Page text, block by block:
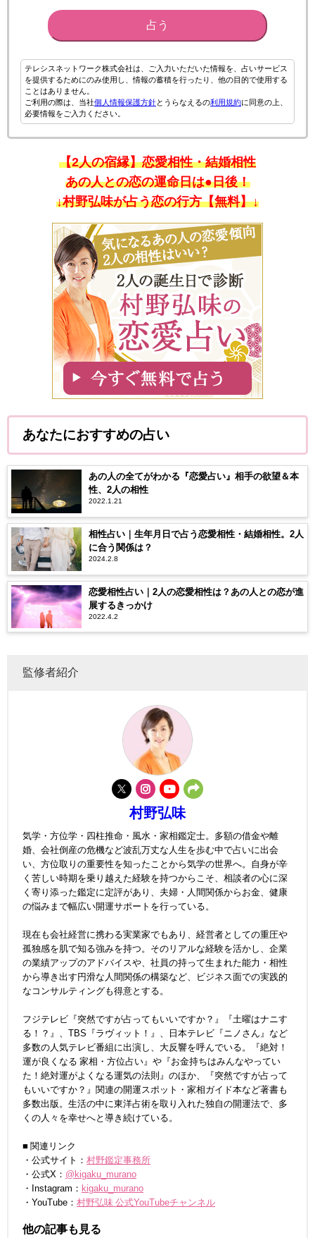
占う
テレシスネットワーク株式会社は、ご入力いただいた情報を、占いサービス
を提供するためにのみ使用し、情報の蓄積を行ったり、他の目的で使用する
ことはありません。
ご利用の際は、当社個人情報保護方針とうらなえるの利用規約に同意の上、
必要情報をご入力ください。
【2人の宿縁】恋愛相性・結婚相性
あの人との恋の運命日は●日後！
↓村野弘味が占う恋の行方【無料】↓
あなたにおすすめの占い
あの人の全てがわかる『恋愛占い』相手の欲望＆本
性、2人の相性
2022.1.21
相性占い｜生年月日で占う恋愛相性・結婚相性。2人
に合う関係は？
2024.2.8
恋愛相性占い｜2人の恋愛相性は？あの人との恋が進
展するきっかけ
2022.4.2
監修者紹介
村野弘味
気学・方位学・四柱推命・風水・家相鑑定士。多額の借金や離
婚、会社倒産の危機など波乱万丈な人生を歩む中で占いに出会
い、方位取りの重要性を知ったことから気学の世界へ。自身が辛
く苦しい時期を乗り越えた経験を持つからこそ、相談者の心に深
く寄り添った鑑定に定評があり、夫婦・人間関係からお金、健康
の悩みまで幅広い開運サポートを行っている。
現在も会社経営に携わる実業家でもあり、経営者としての重圧や
孤独感を肌で知る強みを持つ。そのリアルな経験を活かし、企業
の業績アップのアドバイスや、社員の持って生まれた能力・相性
から導き出す円滑な人間関係の構築など、ビジネス面での実践的
なコンサルティングも得意とする。
フジテレビ『突然ですが占ってもいいですか？』『土曜はナニす
る！？』、TBS『ラヴィット！』、日本テレビ『ニノさん』など
多数の人気テレビ番組に出演し、大反響を呼んでいる。『絶対！
運が良くなる 家相・方位占い』や『お金持ちはみんなやってい
た！絶対運がよくなる運気の法則』のほか、『突然ですが占って
もいいですか？』関連の開運スポット・家相ガイド本など著書も
多数出版。生活の中に東洋占術を取り入れた独自の開運法で、多
くの人々を幸せへと導き続けている。
■ 関連リンク
・公式サイト： 村野鑑定事務所
・公式X： @kigaku_murano
・Instagram： kigaku_murano
・YouTube： 村野弘味 公式YouTubeチャンネル
他の記事も見る